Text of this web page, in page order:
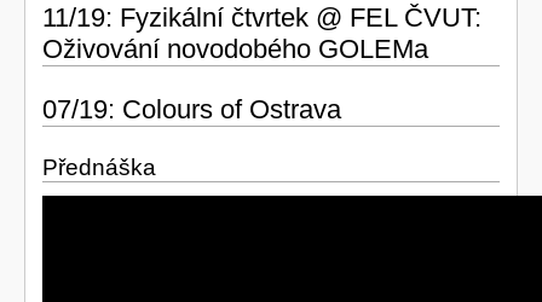
11/19: Fyzikální čtvrtek @ FEL ČVUT:
Oživování novodobého GOLEMa
07/19: Colours of Ostrava
Přednáška